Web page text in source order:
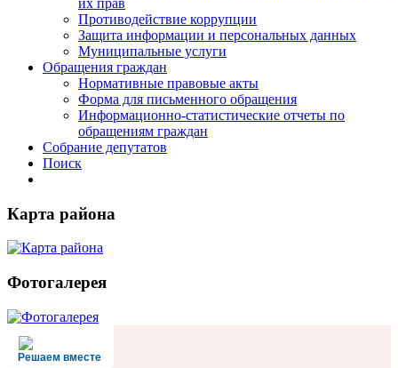
их прав
Противодействие коррупции
Защита информации и персональных данных
Муниципальные услуги
Обращения граждан
Нормативные правовые акты
Форма для письменного обращения
Информационно-статистические отчеты по
обращениям граждан
Собрание депутатов
Поиск
Карта района
Фотогалерея
Решаем вместе